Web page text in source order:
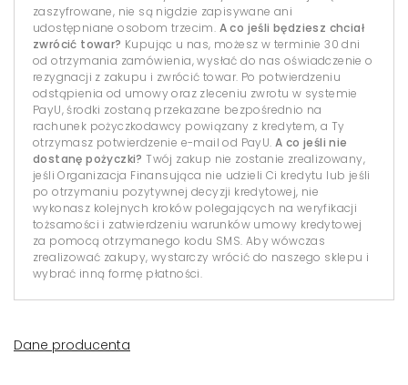
zaszyfrowane, nie są nigdzie zapisywane ani
udostępniane osobom trzecim. A co jeśli będziesz chciał
zwrócić towar? Kupując u nas, możesz w terminie 30 dni
od otrzymania zamówienia, wysłać do nas oświadczenie o
rezygnacji z zakupu i zwrócić towar. Po potwierdzeniu
odstąpienia od umowy oraz zleceniu zwrotu w systemie
PayU, środki zostaną przekazane bezpośrednio na
rachunek pożyczkodawcy powiązany z kredytem, a Ty
otrzymasz potwierdzenie e-mail od PayU. A co jeśli nie
dostanę pożyczki? Twój zakup nie zostanie zrealizowany,
jeśli Organizacja Finansująca nie udzieli Ci kredytu lub jeśli
po otrzymaniu pozytywnej decyzji kredytowej, nie
wykonasz kolejnych kroków polegających na weryfikacji
tożsamości i zatwierdzeniu warunków umowy kredytowej
za pomocą otrzymanego kodu SMS. Aby wówczas
zrealizować zakupy, wystarczy wrócić do naszego sklepu i
wybrać inną formę płatności.
Dane producenta